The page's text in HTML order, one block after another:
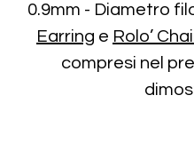
0.9mm - Diametro
Earring e Rolo’
compresi nel